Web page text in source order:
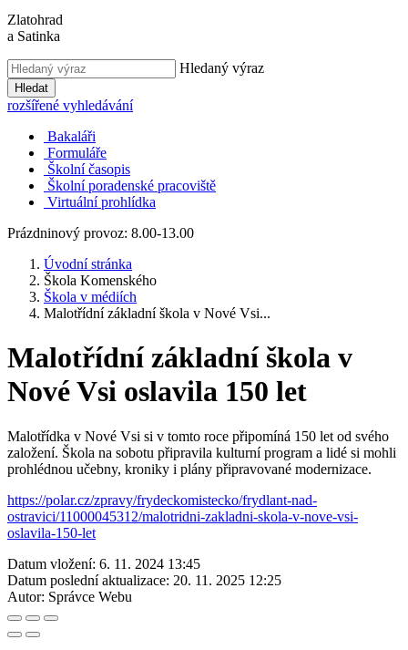
Zlatohrad
a Satinka
Hledaný výraz
Hledat
rozšířené vyhledávání
Bakaláři
Formuláře
Školní časopis
Školní poradenské pracoviště
Virtuální prohlídka
Prázdninový provoz: 8.00-13.00
Úvodní stránka
Škola Komenského
Škola v médiích
Malotřídní základní škola v Nové Vsi...
Malotřídní základní škola v
Nové Vsi oslavila 150 let
Malotřídka v Nové Vsi si v tomto roce připomíná 150 let od svého
založení. Škola na sobotu připravila kulturní program a lidé si mohli
prohlédnou učebny, kroniky i plány připravované modernizace.
https://polar.cz/zpravy/frydeckomistecko/frydlant-nad-
ostravici/11000045312/malotridni-zakladni-skola-v-nove-vsi-
oslavila-150-let
Datum vložení: 6. 11. 2024 13:45
Datum poslední aktualizace: 20. 11. 2025 12:25
Autor: Správce Webu